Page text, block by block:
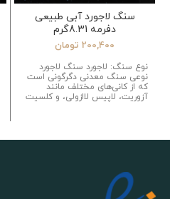
سنگ لاجورد آبی طبیعی
دفرمه 8.31گرم
200,400 تومان
نوع سنگ: لاجورد سنگ لاجورد
نوعی سنگ معدنی دگرگونی است
که از کانی‌های مختلف مانند
آزوریت، لاپیس لاازولی، و کلسیت